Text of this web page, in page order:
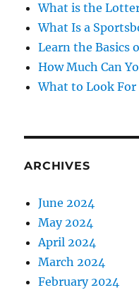
What is the
What Is a
Learn the Basics
How Much Can
What to Look For
ARCHIVES
June 2024
May 2024
April 2024
March 2024
February 2024